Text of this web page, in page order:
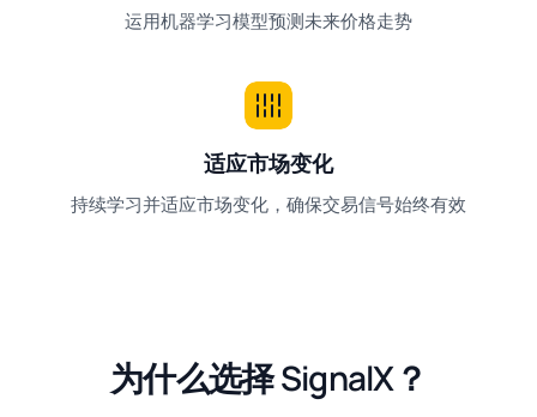
运用机器学习模型预测未来价格走势
适应市场变化
持续学习并适应市场变化，确保交易信号始终有效
为什么选择 SignalX？